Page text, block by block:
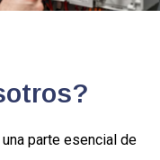
parte esencial de